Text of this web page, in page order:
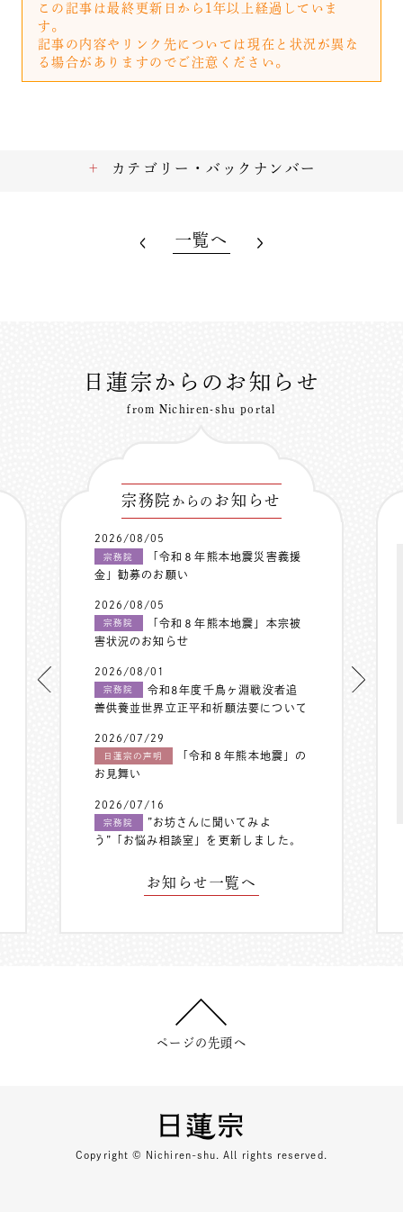
この記事は最終更新日から1年以上経過していま
す。
記事の内容やリンク先については現在と状況が異な
る場合がありますのでご注意ください。
カテゴリー・バックナンバー
一覧へ
日蓮宗からのお知らせ
from Nichiren-shu portal
宗務院 からの お知らせ
2026/08/05
宗務院
「令和８年熊本地震災害義援
金」勧募のお願い
2026/08/05
宗務院
「令和８年熊本地震」本宗被
害状況のお知らせ
2026/08/01
宗務院
令和8年度千鳥ヶ淵戦没者追
善供養並世界立正平和祈願法要について
2026/07/29
日蓮宗の声明
「令和８年熊本地震」の
お見舞い
2026/07/16
宗務院
”お坊さんに聞いてみよ
う”「お悩み相談室」を更新しました。
お知らせ一覧へ
ページの先頭へ
Copyright © Nichiren-shu. All rights reserved.